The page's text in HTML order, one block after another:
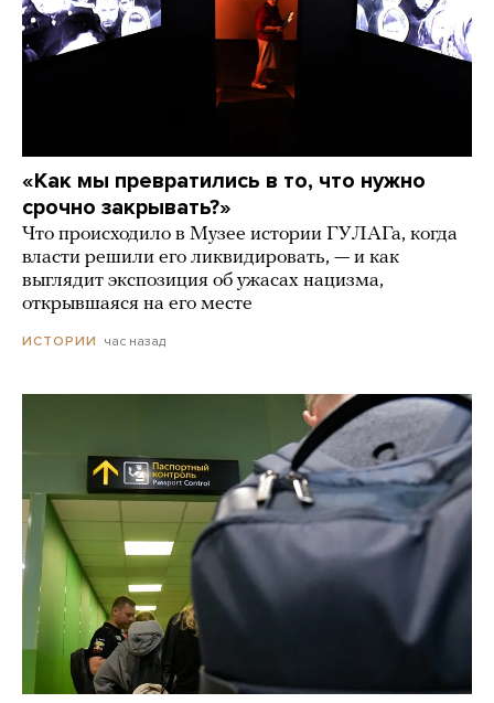
«Как мы превратились в то, что нужно
срочно закрывать?»
Что происходило в Музее истории ГУЛАГа, когда
власти решили его ликвидировать, — и как
выглядит экспозиция об ужасах нацизма,
открывшаяся на его месте
ИСТОРИИ час назад